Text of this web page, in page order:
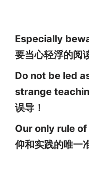
Especially
要当心轻浮的阅
Do not be led
strange
误导！
Our only rule
仰和实践的唯一